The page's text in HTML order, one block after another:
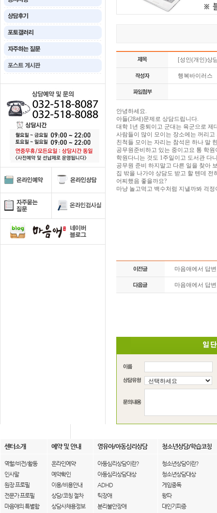
[성인(개인)상
행복바이러스
안녕하세요.
아들(28세)문제로 상담드립니다.
대학 1년 중퇴이고 군대는 육군으로 제
사람들이 많이 모이는 장소에는 꺼리
친척들 모이는 자리는 참석은 하나 말
공무원준비하고 있는 중이고요 통 학
학원다니는 것도 1주일이고 도서관 다
공무원 준비 하지말고 다른 일을 찾아
집 밖을 나가야 상담도 받고 할 텐데
어찌했음 좋을까요?
마냥 놀고먹고 백수처럼 지낼까봐 걱
마음애에서 답
마음애에서 답
센터소개 예약 및 안내 영유아/아동심리상담 청소년상담/학습코칭
역할/비전/활동
인사말
원장 프로필
전문가 프로필
마음애의 특별함
온라인예약
예약확인
이용/비용안내
상담/코칭 절차
상담사채용정보
아동심리상담이란?
아동심리상담대상
ADHD
틱장애
분리불안장애
청소년상담이란?
청소년상담대상
게임중독
왕따
대인기피증